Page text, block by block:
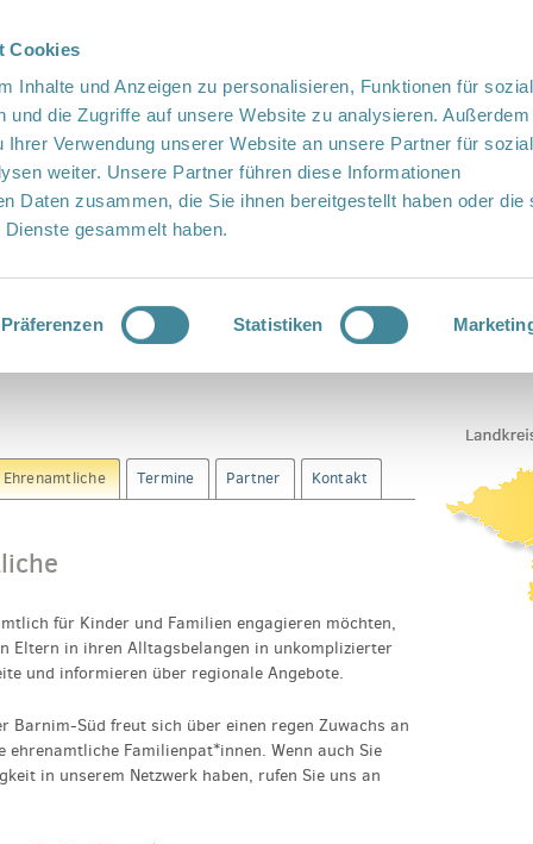
Cookies
Inhalte und Anzeigen zu personalisieren, Funktionen für
und die Zugriffe auf unsere Website zu analysieren. Außerdem
Ihrer Verwendung unserer Website an unsere Partner für
weiter. Unsere Partner führen diese Informationen
Daten zusammen, die Sie ihnen bereitgestellt haben oder die
gesammelt haben.
Präferenzen Statistiken
Sprache
Termine Partner Kontakt
für Kinder und Familien engagieren möchten,
Eltern in ihren Alltagsbelangen in unkomplizierter
und informieren über regionale Angebote.
Barnim-Süd freut sich über einen regen Zuwachs an
Familienpat*innen. Wenn auch Sie
in unserem Netzwerk haben, rufen Sie uns an